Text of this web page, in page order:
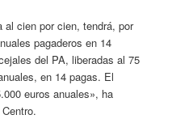
al cien por cien, tendrá, por
pagaderos en 14
del PA, liberadas al 75
en 14 pagas. El
euros anuales», ha